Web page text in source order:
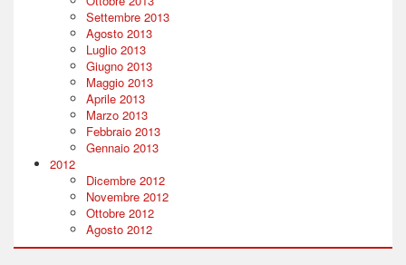
Settembre 2013
Agosto 2013
Luglio 2013
Giugno 2013
Maggio 2013
Aprile 2013
Marzo 2013
Febbraio 2013
Gennaio 2013
2012
Dicembre 2012
Novembre 2012
Ottobre 2012
Agosto 2012